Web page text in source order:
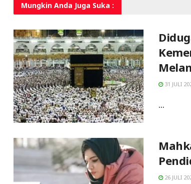
Mungkin Anda Juga Suka :
31 JULI
...
26 JULI